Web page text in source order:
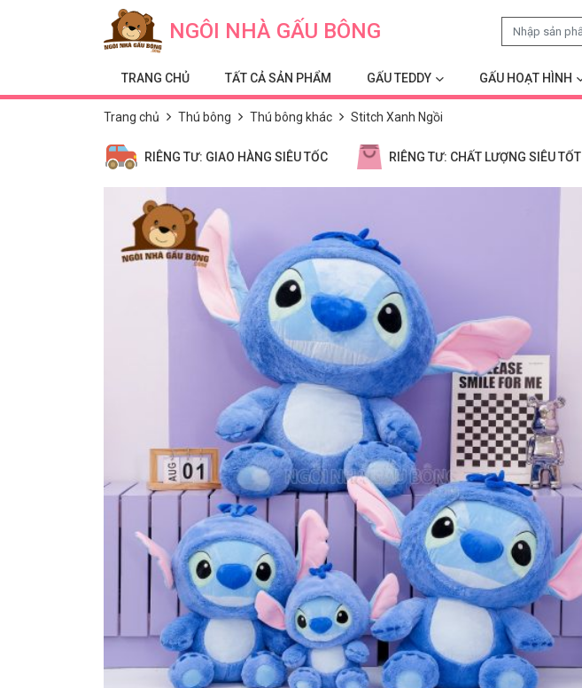
NGÔI NHÀ GẤU BÔNG
TRANG CHỦ TẤT CẢ SẢN PHẨM GẤU TEDDY GẤU HOẠT HÌNH
Trang chủ Thú bông Thú bông khác Stitch Xanh Ngồi
RIÊNG TƯ: GIAO HÀNG SIÊU TỐC RIÊNG TƯ: CHẤT LƯỢNG SIÊU TỐT